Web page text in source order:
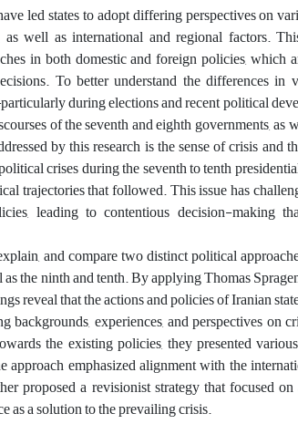
led states to adopt differing perspectives on
well as international and regional factors.
in both domestic and foreign policies, which
To better understand the differences in
during elections and recent political
of the seventh and eighth governments, as
by this research is the sense of crisis and
crises during the seventh to tenth
trajectories that followed. This issue has
leading to contentious decision-making
and compare two distinct political
the ninth and tenth. By applying Thomas
reveal that the actions and policies of Iranian
experiences, and perspectives on
the existing policies, they presented
approach emphasized alignment with the
proposed a revisionist strategy that focused
as a solution to the prevailing crisis.